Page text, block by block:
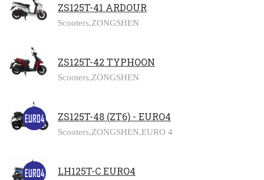
ZS125T-41 ARDOUR
Scooters,ZONGSHEN
ZS125T-42 TYPHOON
Scooters,ZONGSHEN
ZS125T-48 (ZT6) - EURO4
Scooters,ZONGSHEN,EURO 4
LH125T-C EURO4